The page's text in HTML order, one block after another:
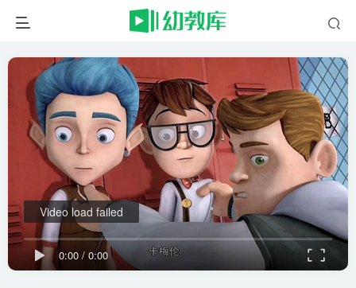
0:00 / 0:00
Video load failed